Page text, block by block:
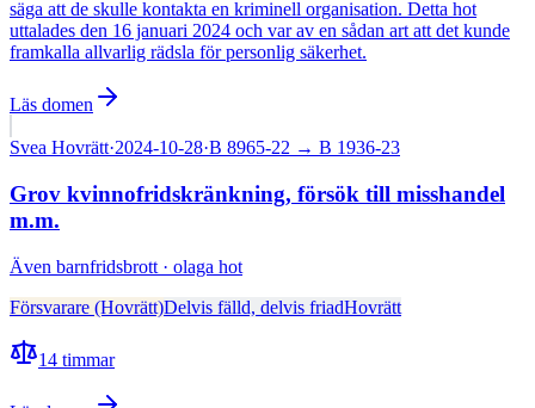
säga att de skulle kontakta en kriminell organisation. Detta hot
uttalades den 16 januari 2024 och var av en sådan art att det kunde
framkalla allvarlig rädsla för personlig säkerhet.
Läs domen
Svea Hovrätt·2024-10-28·B 8965-22 → B 1936-23
Grov kvinnofridskränkning, försök till misshandel
m.m.
Även barnfridsbrott · olaga hot
Försvarare (Hovrätt)Delvis fälld, delvis friadHovrätt
14 timmar